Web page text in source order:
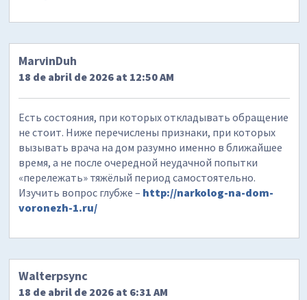
MarvinDuh
18 de abril de 2026 at 12:50 AM
Есть состояния, при которых откладывать обращение
не стоит. Ниже перечислены признаки, при которых
вызывать врача на дом разумно именно в ближайшее
время, а не после очередной неудачной попытки
«перележать» тяжёлый период самостоятельно.
Изучить вопрос глубже – http://narkolog-na-dom-
voronezh-1.ru/
Walterpsync
18 de abril de 2026 at 6:31 AM